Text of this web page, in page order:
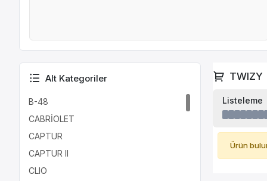
Alt Kategoriler
B-48
CABRİOLET
CAPTUR
CAPTUR II
CLIO
TWIZY
Listeleme
Ürün